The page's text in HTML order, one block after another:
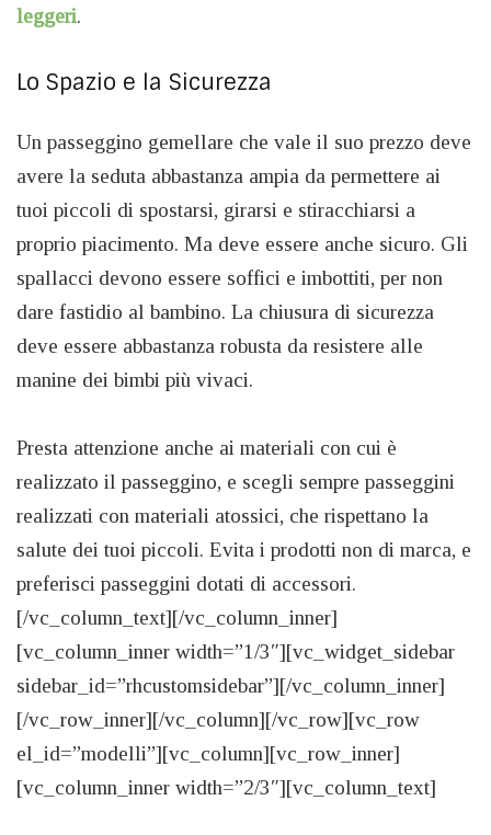
leggeri.
Lo Spazio e la Sicurezza
Un passeggino gemellare che vale il suo prezzo deve
avere la seduta abbastanza ampia da permettere ai
tuoi piccoli di spostarsi, girarsi e stiracchiarsi a
proprio piacimento. Ma deve essere anche sicuro. Gli
spallacci devono essere soffici e imbottiti, per non
dare fastidio al bambino. La chiusura di sicurezza
deve essere abbastanza robusta da resistere alle
manine dei bimbi più vivaci.
Presta attenzione anche ai materiali con cui è
realizzato il passeggino, e scegli sempre passeggini
realizzati con materiali atossici, che rispettano la
salute dei tuoi piccoli. Evita i prodotti non di marca, e
preferisci passeggini dotati di accessori.
[/vc_column_text][/vc_column_inner]
[vc_column_inner width=”1/3″][vc_widget_sidebar
sidebar_id=”rhcustomsidebar”][/vc_column_inner]
[/vc_row_inner][/vc_column][/vc_row][vc_row
el_id=”modelli”][vc_column][vc_row_inner]
[vc_column_inner width=”2/3″][vc_column_text]